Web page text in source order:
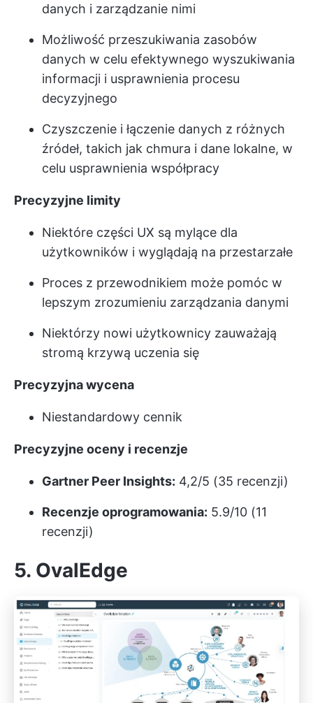
danych i zarządzanie nimi
Możliwość przeszukiwania zasobów
danych w celu efektywnego wyszukiwania
informacji i usprawnienia procesu
decyzyjnego
Czyszczenie i łączenie danych z różnych
źródeł, takich jak chmura i dane lokalne, w
celu usprawnienia współpracy
Precyzyjne limity
Niektóre części UX są mylące dla
użytkowników i wyglądają na przestarzałe
Proces z przewodnikiem może pomóc w
lepszym zrozumieniu zarządzania danymi
Niektórzy nowi użytkownicy zauważają
stromą krzywą uczenia się
Precyzyjna wycena
Niestandardowy cennik
Precyzyjne oceny i recenzje
Gartner Peer Insights: 4,2/5 (35 recenzji)
Recenzje oprogramowania: 5.9/10 (11
recenzji)
5. OvalEdge